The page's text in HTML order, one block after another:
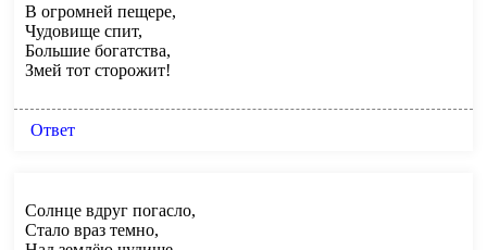
В огромней пещере,
Чудовище спит,
Большие богатства,
Змей тот сторожит!
Ответ
Солнце вдруг погасло,
Стало враз темно,